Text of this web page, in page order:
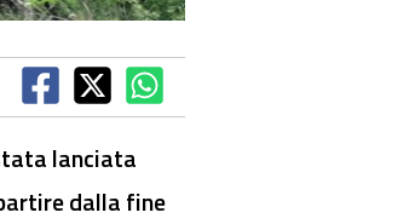
lanciata
dalla fine